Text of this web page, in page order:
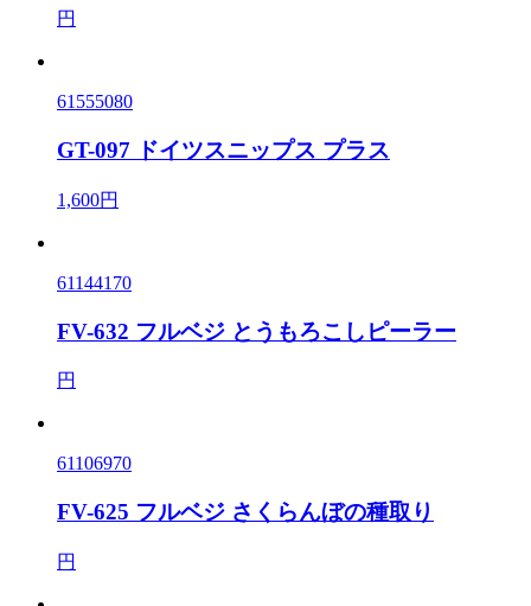
円
61555080
GT-097 ドイツスニップス プラス
1,600円
61144170
FV-632 フルベジ とうもろこしピーラー
円
61106970
FV-625 フルベジ さくらんぼの種取り
円